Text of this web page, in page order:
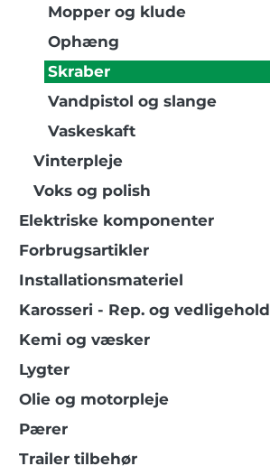
Mopper og klude
Ophæng
Skraber
Vandpistol og slange
Vaskeskaft
Vinterpleje
Voks og polish
Elektriske komponenter
Forbrugsartikler
Installationsmateriel
Karosseri - Rep. og vedligehold
Kemi og væsker
Lygter
Olie og motorpleje
Pærer
Trailer tilbehør